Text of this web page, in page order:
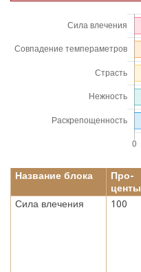
Название блока
Про-
центы
Сила влечения 100